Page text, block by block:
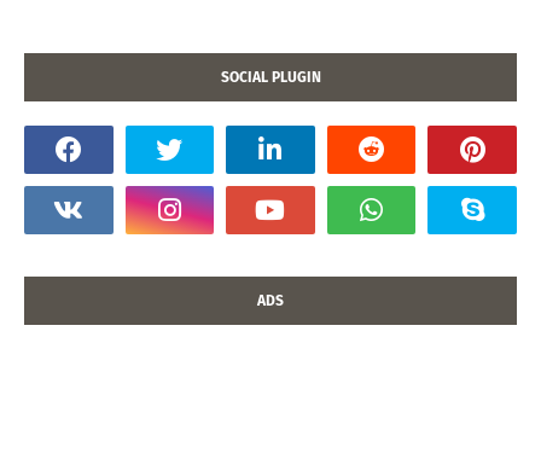
SOCIAL PLUGIN
ADS